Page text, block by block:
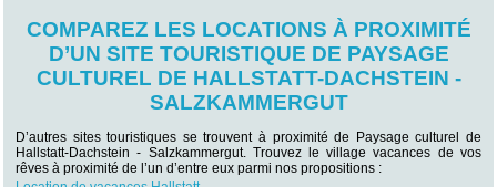
COMPAREZ LES LOCATIONS À PROXIMITÉ
D’UN SITE TOURISTIQUE DE PAYSAGE
CULTUREL DE HALLSTATT-DACHSTEIN -
SALZKAMMERGUT
D’autres sites touristiques se trouvent à proximité de Paysage culturel de
Hallstatt-Dachstein - Salzkammergut. Trouvez le village vacances de vos
rêves à proximité de l’un d’entre eux parmi nos propositions :